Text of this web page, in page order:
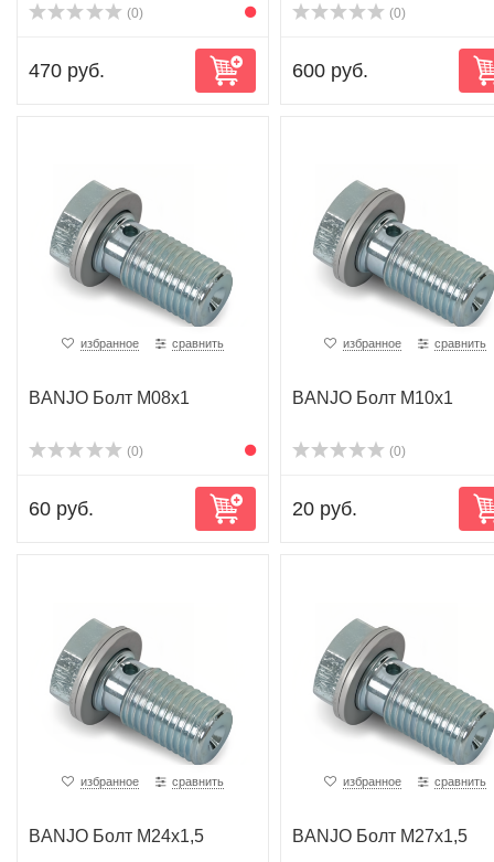
(0)
470 руб.
(0)
600 руб.
избранное сравнить
BANJO Болт M08x1
(0)
60 руб.
избранное сравнить
BANJO Болт M10x1
(0)
20 руб.
избранное сравнить
BANJO Болт M24x1,5
избранное сравнить
BANJO Болт M27x1,5